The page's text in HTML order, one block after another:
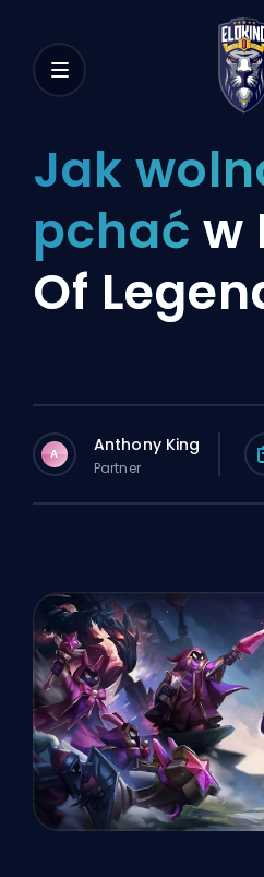
Jak
pchać w
Of
A Anthony King
Partner